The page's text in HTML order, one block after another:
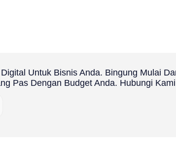
Untuk Bisnis Anda. Bingung Mulai
Pas Dengan Budget Anda. Hubungi